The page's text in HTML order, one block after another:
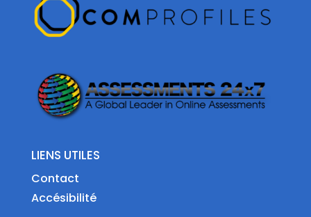
LIENS UTILES
Contact
Accésibilité